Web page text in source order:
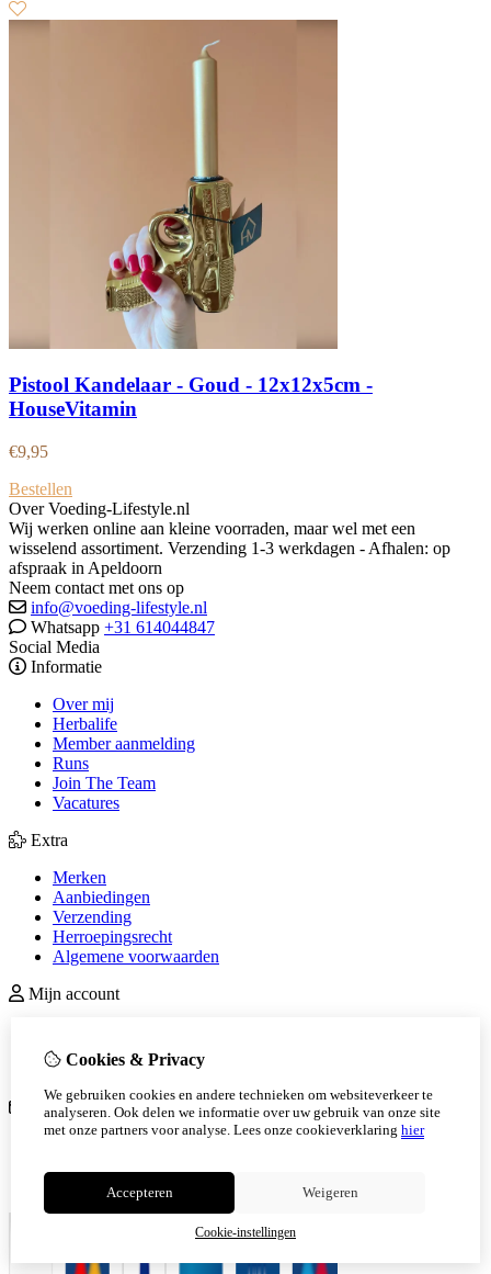
Pistool Kandelaar - Goud - 12x12x5cm -
HouseVitamin
€9,95
Bestellen
Over Voeding-Lifestyle.nl
Wij werken online aan kleine voorraden, maar wel met een
wisselend assortiment. Verzending 1-3 werkdagen - Afhalen: op
afspraak in Apeldoorn
Neem contact met ons op
info@voeding-lifestyle.nl
Whatsapp +31 614044847
Social Media
Informatie
Over mij
Herbalife
Member aanmelding
Runs
Join The Team
Vacatures
Extra
Merken
Aanbiedingen
Verzending
Herroepingsrecht
Algemene voorwaarden
Mijn account
Bestelhistorie
Verlanglijst
Klantenservice
Verzending
Cookies & Privacy
We gebruiken cookies en andere technieken om websiteverkeer te
analyseren. Ook delen we informatie over uw gebruik van onze site
met onze partners voor analyse. Lees onze cookieverklaring hier
Accepteren Weigeren
Cookie-instellingen